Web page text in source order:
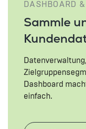
DASHBOARD &
Sammle
Dashboard
einfach.